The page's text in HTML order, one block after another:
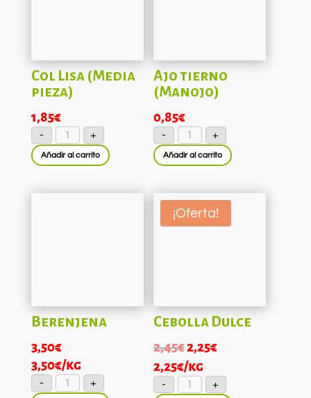
Col Lisa (Media
pieza)
1,85€
-
Col
Lisa
(Media
pieza)
cantidad
+
Añadir al carrito
Ajo tierno
(Manojo)
0,85€
-
Ajo
tierno
(Manojo)
cantidad
+
Añadir al carrito
Berenjena
3,50€
3,50€/kg
-
Berenjena
cantidad+
¡Oferta!
Cebolla Dulce
2,45€El
precio
original
2,25€El
actual
2,25€/kg
-
Cebolla
Dulce
+